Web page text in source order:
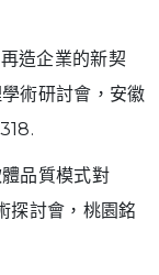
造企業的新契
術研討會，安徽
品質模式對
探討會，桃園銘